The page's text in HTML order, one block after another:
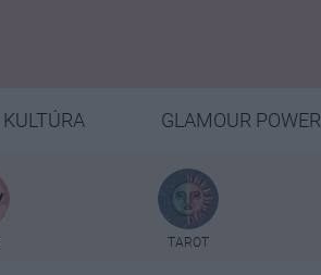
KULTÚRA GLAMOUR POWER
TAROT